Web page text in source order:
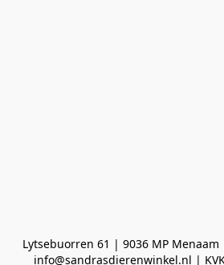
Lytsebuorren 61 | 9036 MP Menaam
info@sandrasdierenwinkel.nl |